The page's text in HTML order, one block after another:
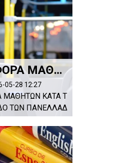
ΜΕΤΑΦΟΡΑ ΜΑΘΗΤΩΝ ΚΑΤΑ ΤΗΝ ΠΕΡΙΟΔΟ ΤΩΝ ΠΑΝΕΛΛΑΔΙΚΩΝ 2026
05-28 12:27
ΜΑΘΗΤΩΝ ΚΑΤΑ Τ
ΤΩΝ ΠΑΝΕΛΛΑΔ
2026